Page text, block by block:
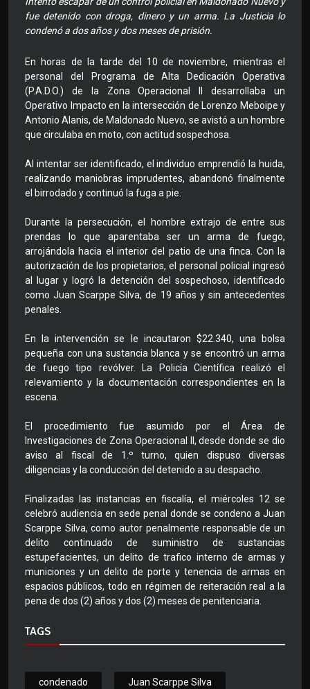
fue detenido con droga, dinero y un arma. La Justicia lo
condenó a dos años y dos meses de prisión.
En horas de la tarde del 10 de noviembre, mientras el
personal del Programa de Alta Dedicación Operativa
(P.A.D.O.) de la Zona Operacional II desarrollaba un
Operativo Impacto en la intersección de Lorenzo Meboipe y
Antonio Alanis, de Maldonado Nuevo, se avistó a un hombre
que circulaba en moto, con actitud sospechosa.
Al intentar ser identificado, el individuo emprendió la huida,
realizando maniobras imprudentes, abandonó finalmente
el birrodado y continuó la fuga a pie.
Durante la persecución, el hombre extrajo de entre sus
prendas lo que aparentaba ser un arma de fuego,
arrojándola hacia el interior del patio de una finca. Con la
autorización de los propietarios, el personal policial ingresó
al lugar y logró la detención del sospechoso, identificado
como Juan Scarppe Silva, de 19 años y sin antecedentes
penales.
En la intervención se le incautaron $22.340, una bolsa
pequeña con una sustancia blanca y se encontró un arma
de fuego tipo revólver. La Policía Científica realizó el
relevamiento y la documentación correspondientes en la
escena.
El procedimiento fue asumido por el Área de
Investigaciones de Zona Operacional II, desde donde se dio
aviso al fiscal de 1.º turno, quien dispuso diversas
diligencias y la conducción del detenido a su despacho.
Finalizadas las instancias en fiscalía, el miércoles 12 se
celebró audiencia en sede penal donde se condeno a Juan
Scarppe Silva, como autor penalmente responsable de un
delito continuado de suministro de sustancias
estupefacientes, un delito de trafico interno de armas y
municiones y un delito de porte y tenencia de armas en
espacios públicos, todo en régimen de reiteración real a la
pena de dos (2) años y dos (2) meses de penitenciaria.
TAGS
condenado Juan Scarppe Silva